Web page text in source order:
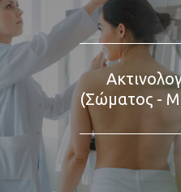
(Σώματος -